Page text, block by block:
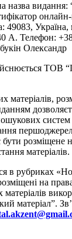
назва
49083,
А. Телефон:
Олександр
ТОВ
матеріалів,
розміщене
матеріалів.
в рубриках
на
матеріал”.